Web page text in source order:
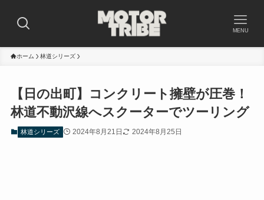
MENU
ホーム 林道シリーズ
【日の出町】コンクリート擁壁が圧巻！
林道不動沢線へスクーターでツーリング
林道シリーズ 2024年8月21日 2024年8月25日